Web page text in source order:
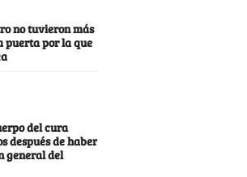
no tuvieron más
puerta por la que
del cura
después de haber
general del